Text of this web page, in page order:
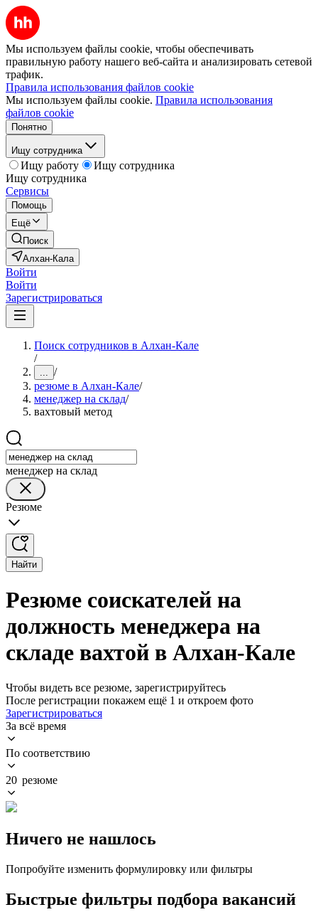
Мы используем файлы cookie, чтобы обеспечивать
правильную работу нашего веб-сайта и анализировать сетевой
трафик.
Правила использования файлов cookie
Мы используем файлы cookie. Правила использования
файлов cookie
Понятно
Ищу сотрудника
Ищу работу
Ищу сотрудника
Ищу сотрудника
Сервисы
Помощь
Ещё
Поиск
Алхан-Кала
Войти
Войти
Зарегистрироваться
Поиск сотрудников в Алхан-Кале
/
... /
резюме в Алхан-Кале/
менеджер на склад/
вахтовый метод
менеджер на склад
Резюме
Найти
Резюме соискателей на
должность менеджера на
складе вахтой в Алхан-Кале
Чтобы видеть все резюме, зарегистрируйтесь
После регистрации покажем ещё 1 и откроем фото
Зарегистрироваться
За всё время
По соответствию
20 резюме
Ничего не нашлось
Попробуйте изменить формулировку или фильтры
Быстрые фильтры подбора вакансий